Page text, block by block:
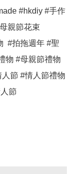
#hkdiy #手作
親節花束
#拍拖週年 #聖
物 #母親節禮物
節 #情人節禮物
節